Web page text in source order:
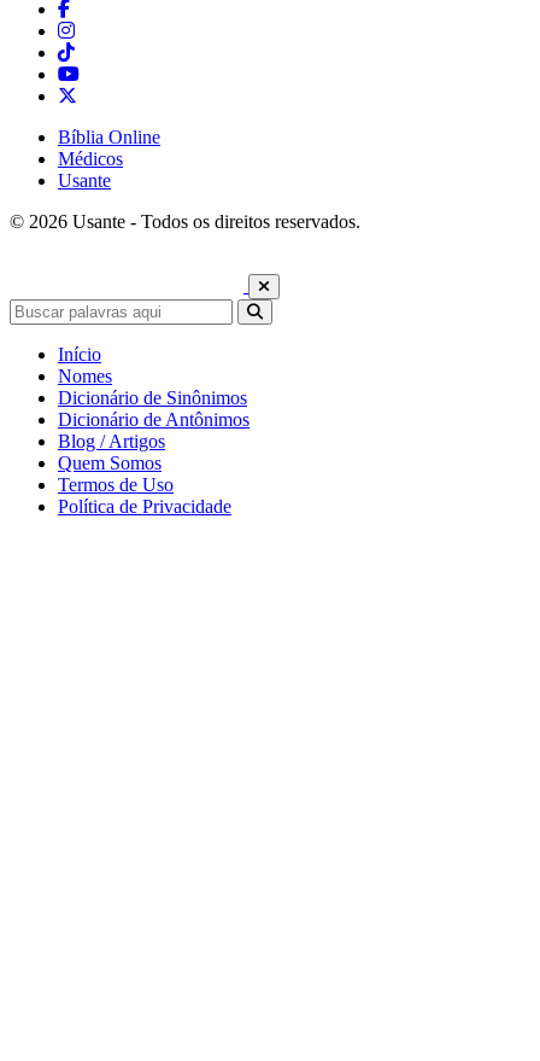
Bíblia Online
Médicos
Usante
© 2026 Usante - Todos os direitos reservados.
Início
Nomes
Dicionário de Sinônimos
Dicionário de Antônimos
Blog / Artigos
Quem Somos
Termos de Uso
Política de Privacidade